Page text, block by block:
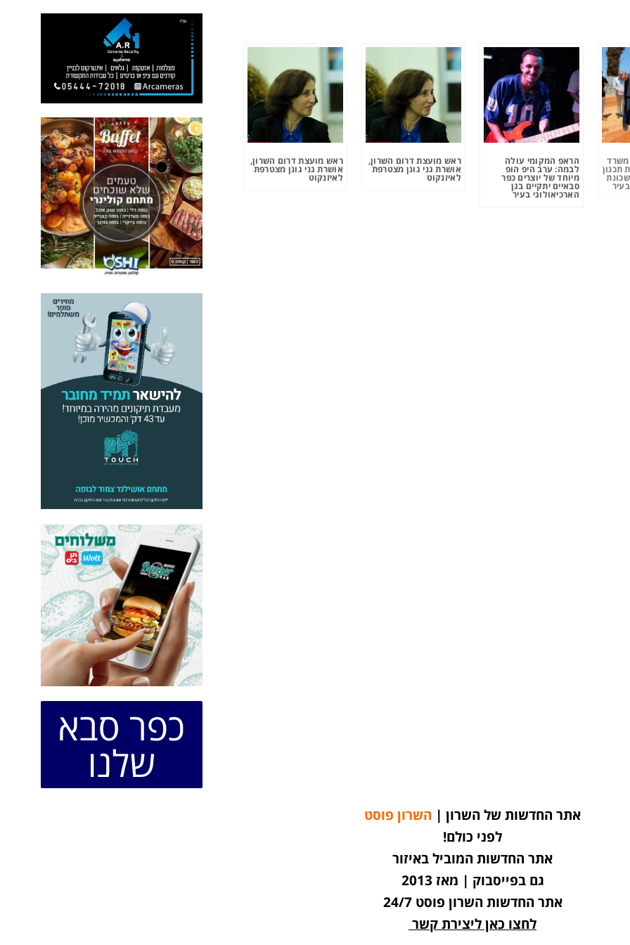
תכנון
הראפ המקומי עולה
לבמה: ערב היפ הופ
מיוחד של יוצרים כפר
סבאיים יתקיים בגן
הארכיאולוגי בעיר
ראש מועצת דרום השרון,
אושרת גני גונן מצטרפת
לאיזנקוט
ראש מועצת דרום השרון,
אושרת גני גונן מצטרפת
לאיזנקוט
כפר סבא
שלנו
אתר החדשות של השרון | השרון פוסט
לפני כולם!
אתר החדשות המוביל באיזור
גם בפייסבוק | מאז 2013
אתר החדשות השרון פוסט 24/7
לחצו כאן ליצירת קשר